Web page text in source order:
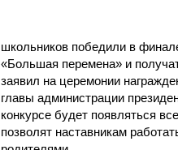
школьников победили в
«Большая перемена» и
заявил на церемонии
главы администрации
конкурсе будет появляться
позволят наставникам